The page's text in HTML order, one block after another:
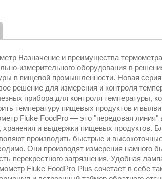
Назначение и преимущества
измерительного оборудования в
в пищевой промышленности. Новая
решение для измерения и контроля
прибора для контроля температуры,
температуру пищевых продуктов и
Fluke FoodPro ― это "передовая
и выдержки пищевых продуктов.
производить быстрые и
Они производят измерения намного
перекрестного загрязнения. Удобная
Fluke FoodPro Plus сочетает в себе